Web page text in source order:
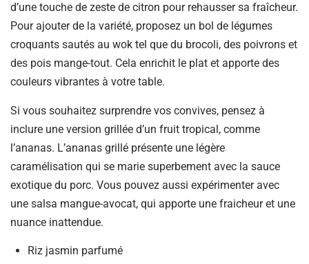
d’une touche de zeste de citron pour rehausser sa fraîcheur.
Pour ajouter de la variété, proposez un bol de légumes
croquants sautés au wok tel que du brocoli, des poivrons et
des pois mange-tout. Cela enrichit le plat et apporte des
couleurs vibrantes à votre table.
Si vous souhaitez surprendre vos convives, pensez à
inclure une version grillée d’un fruit tropical, comme
l’ananas. L’ananas grillé présente une légère
caramélisation qui se marie superbement avec la sauce
exotique du porc. Vous pouvez aussi expérimenter avec
une salsa mangue-avocat, qui apporte une fraicheur et une
nuance inattendue.
Riz jasmin parfumé